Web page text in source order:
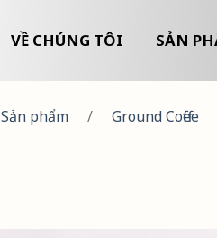
VỀ CHÚNG TÔI SẢN
Sản phẩm / Ground Coffee